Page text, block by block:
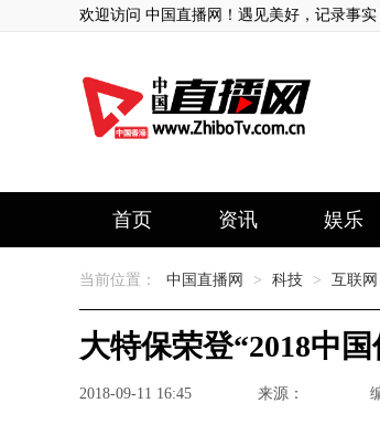
欢迎访问 中国直播网！遇见美好，记录事实
首页 资讯 娱乐
当前位置： 中国直播网 > 科技 > 互联网
大特保荣登“2018中
2018-09-11 16:45 来源：